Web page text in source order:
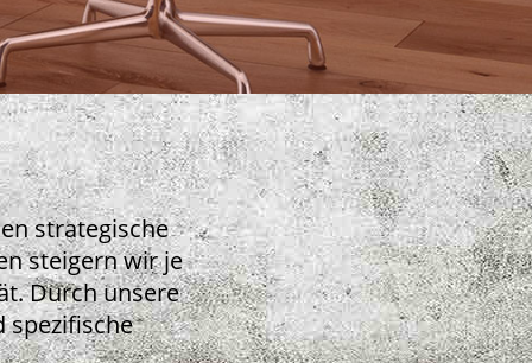
strategische
steigern wir je
Durch unsere
spezifische